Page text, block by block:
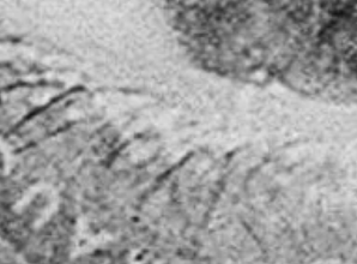
ALIO CRIATIVIDADE,
INSPIRAM E CONECTAM — TUDO ISSO
PORTFÓLIOECURRÍCULOPARA SABER